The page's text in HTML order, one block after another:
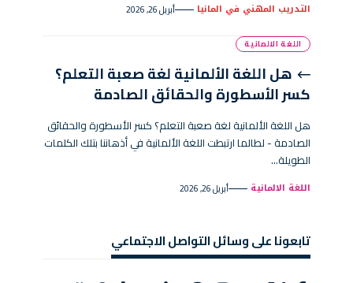
التدريب المهني في المانيا أبريل 26, 2026
اللغة الالمانية
هل اللغة الألمانية لغة صعبة التعلم؟
كسر الأسطورة والحقائق الصادمة
هل اللغة الألمانية لغة صعبة التعلم؟ كسر الأسطورة والحقائق
الصادمة - لطالما ارتبطت اللغة الألمانية في أذهاننا بتلك الكلمات
الطويلة…
اللغة الالمانية أبريل 26, 2026
تابعونا على وسائل التواصل الاجتماعي